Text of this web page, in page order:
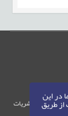
این
طریق
مدیریت نشریات